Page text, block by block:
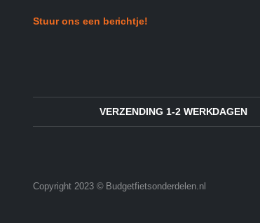
Stuur ons een berichtje!
VERZENDING 1-2 WERKDAGEN
Copyright 2023 © Budgetfietsonderdelen.nl